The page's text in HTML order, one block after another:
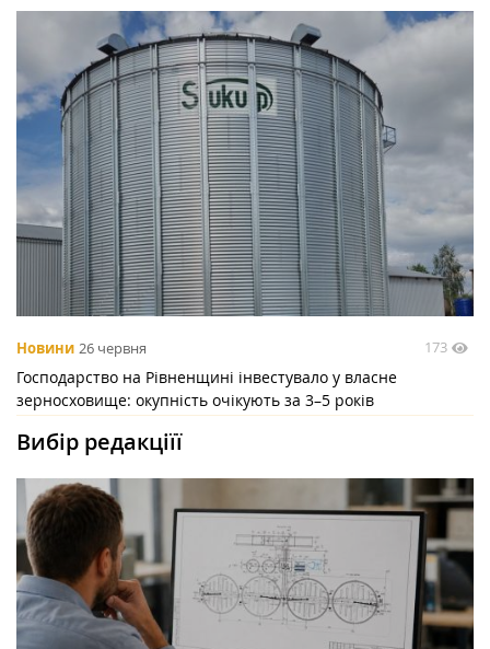
Новини 26 червня 173
Господарство на Рівненщині інвестувало у власне
зерносховище: окупність очікують за 3–5 років
Вибір редакціїї